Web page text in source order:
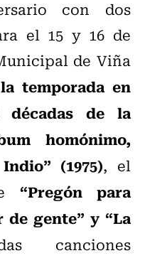
con dos
el 15 y 16 de
de Viña
temporada en
de la
homónimo,
(1975), el
“Pregón para
de gente” y “La
canciones